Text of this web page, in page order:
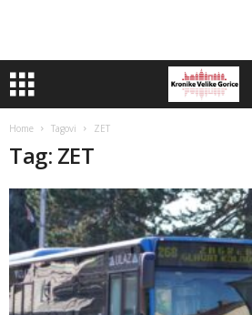
Home Tagovi ZET
Tag: ZET